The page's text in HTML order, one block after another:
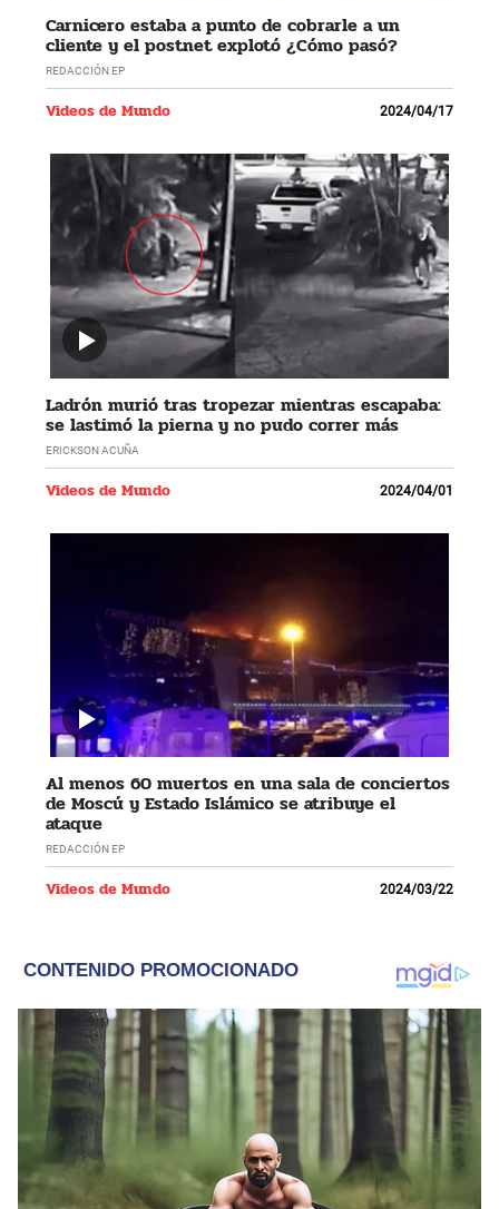
Carnicero estaba a punto de cobrarle a un
cliente y el postnet explotó ¿Cómo pasó?
REDACCIÓN EP
Videos de Mundo 2024/04/17
Ladrón murió tras tropezar mientras escapaba:
se lastimó la pierna y no pudo correr más
ERICKSON ACUÑA
Videos de Mundo 2024/04/01
Al menos 60 muertos en una sala de conciertos
de Moscú y Estado Islámico se atribuye el
ataque
REDACCIÓN EP
Videos de Mundo 2024/03/22